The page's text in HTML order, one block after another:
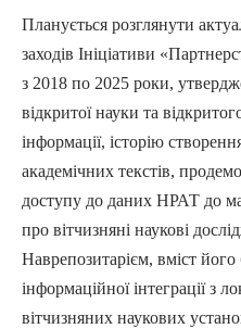
Планується розглянути
заходів Ініціативи
з 2018 по 2025 роки,
відкритої науки та
інформації, історію
академічних текстів,
доступу до даних НРАТ до
про вітчизняні наукові
Наврепозитарієм, вміст
інформаційної інтеграції з
вітчизняних наукових